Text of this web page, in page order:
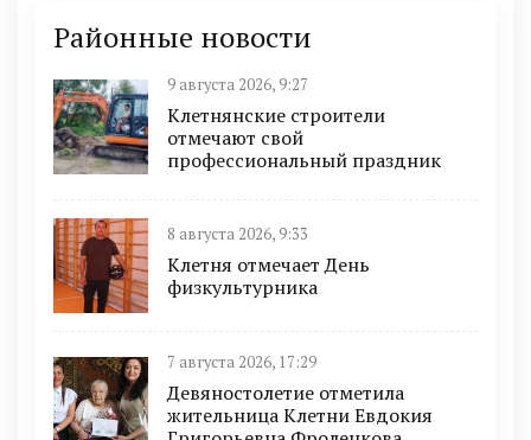
Районные новости
9 августа 2026, 9:27
Клетнянские строители
отмечают свой
профессиональный праздник
8 августа 2026, 9:33
Клетня отмечает День
физкультурника
7 августа 2026, 17:29
Девяностолетие отметила
жительница Клетни Евдокия